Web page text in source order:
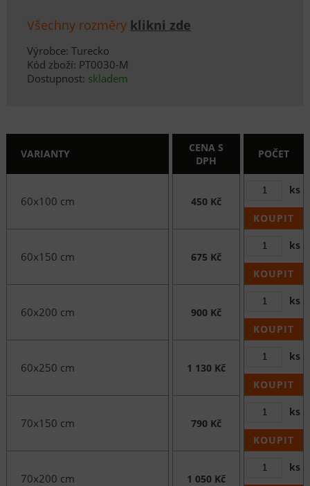
Všechny rozměry klikni zde
Výrobce: Turecko
Kód zboží: PT0030-M
Dostupnost: skladem
VARIANTY
CENA S
DPH
POČET
60x100 cm 450 Kč
ks
KOUPIT
60x150 cm 675 Kč
ks
KOUPIT
60x200 cm 900 Kč
ks
KOUPIT
60x250 cm 1 130 Kč
ks
KOUPIT
70x150 cm 790 Kč
ks
KOUPIT
70x200 cm 1 050 Kč
ks